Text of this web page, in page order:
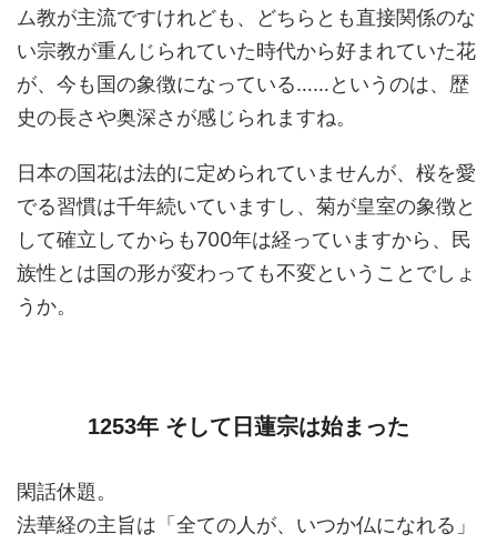
ム教が主流ですけれども、どちらとも直接関係のな
い宗教が重んじられていた時代から好まれていた花
が、今も国の象徴になっている……というのは、歴
史の長さや奥深さが感じられますね。
日本の国花は法的に定められていませんが、桜を愛
でる習慣は千年続いていますし、菊が皇室の象徴と
して確立してからも700年は経っていますから、民
族性とは国の形が変わっても不変ということでしょ
うか。
1253年 そして日蓮宗は始まった
閑話休題。
法華経の主旨は「全ての人が、いつか仏になれる」